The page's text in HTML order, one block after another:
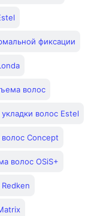
фиксации
волос
волос Estel
Concept
волос OSiS+